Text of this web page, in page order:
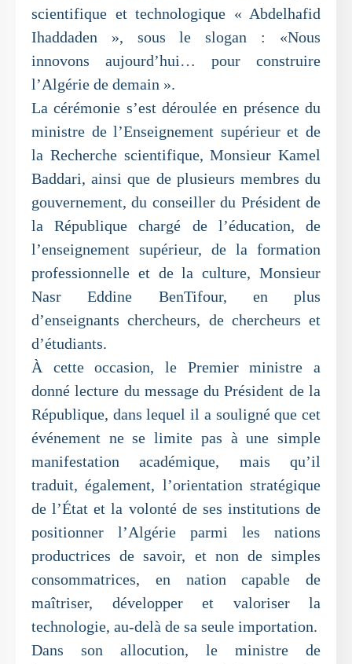
scientifique et technologique « Abdelhafid
Ihaddaden », sous le slogan : «Nous
innovons aujourd’hui… pour construire
l’Algérie de demain ».
La cérémonie s’est déroulée en présence du
ministre de l’Enseignement supérieur et de
la Recherche scientifique, Monsieur Kamel
Baddari, ainsi que de plusieurs membres du
gouvernement, du conseiller du Président de
la République chargé de l’éducation, de
l’enseignement supérieur, de la formation
professionnelle et de la culture, Monsieur
Nasr Eddine BenTifour, en plus
d’enseignants chercheurs, de chercheurs et
d’étudiants.
À cette occasion, le Premier ministre a
donné lecture du message du Président de la
République, dans lequel il a souligné que cet
événement ne se limite pas à une simple
manifestation académique, mais qu’il
traduit, également, l’orientation stratégique
de l’État et la volonté de ses institutions de
positionner l’Algérie parmi les nations
productrices de savoir, et non de simples
consommatrices, en nation capable de
maîtriser, développer et valoriser la
technologie, au-delà de sa seule importation.
Dans son allocution, le ministre de